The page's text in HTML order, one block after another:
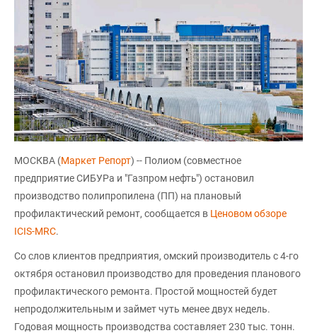
МОСКВА (Маркет Репорт) -- Полиом (совместное
предприятие СИБУРа и "Газпром нефть") остановил
производство полипропилена (ПП) на плановый
профилактический ремонт, сообщается в Ценовом обзоре
ICIS-MRC.
Со слов клиентов предприятия, омский производитель с 4-го
октября остановил производство для проведения планового
профилактического ремонта. Простой мощностей будет
непродолжительным и займет чуть менее двух недель.
Годовая мощность производства составляет 230 тыс. тонн.